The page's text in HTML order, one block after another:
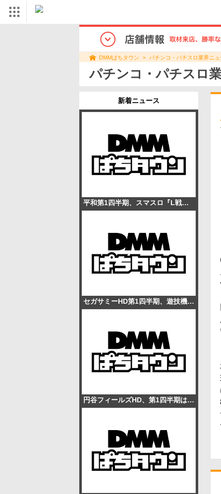
DMMぱちタウン パチンコ・パチスロ業界ニュ
パチンコ・パチスロ
新着ニュース
平和第1四半期、スマスロ『L戦国乙女5』2.4万台販売で営業利益195.1％増
セガサミーHD第1四半期、遊技機事業が黒字転換 売上高58.5％増、経常利益28.5億円
円谷フィールズHD、第1四半期は売上高437億円 遊技機6.7万台販売、通期予想を上方修正